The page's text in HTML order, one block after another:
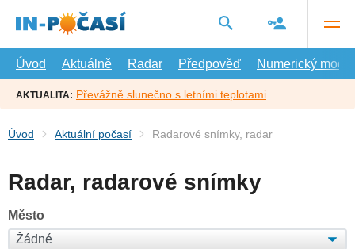
hlavní
Úvod
Aktuálně Radar Předpověď Numerický model
AKTUALITA: Převážně slunečno s letními teplotami
Úvod Aktuální počasí Radarové snímky, radar
Radar, radarové snímky
Město